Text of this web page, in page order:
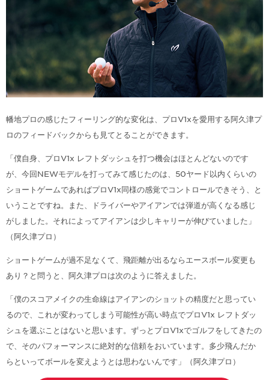
幡地プロの感じたフィーリング的な変化は、プロV1xを愛用する阿久津プ
ロのフィードバックからも見てとることができます。
「僕自身、プロV1x レフトダッシュを打つ機会はほとんどないのです
が、今回NEWモデルを打ってみて感じたのは、50ヤード以内くらいの
ショートゲームであればプロV1x同様の感覚でコントロールできそう、と
いうことですね。また、ドライバーやアイアンでは弾道が高くなる感じ
がしました。それによってアイアンは少しキャリーが伸びていました」
（阿久津プロ）
ショートゲームが過不足なくて、飛距離が出るならエースボール変更も
あり？と問うと、阿久津プロは次のように答えました。
「僕のスコアメイクの生命線はアイアンのショットの精度だと思ってい
るので、これが変わってしまう可能性が高い時点でプロV1x レフトダッ
シュを選ぶことはないと思います。ずっとプロV1xでゴルフをしてきたの
で、そのパフォーマンスに絶対的な信頼をおいています。多少飛んだか
らといってボールを変えようとは思わないんです」（阿久津プロ）